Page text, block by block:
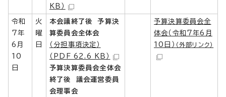
KB）
令和
7年
6月
10
日
火
曜
日
本会議終了後 予算決
算委員会全体会
（分担事項決定）
（PDF 62.6 KB）
予算決算委員会全体会
終了後 議会運営委員
会理事会
予算決算委員会全
体会（令和7年6月
10日） （外部リンク）